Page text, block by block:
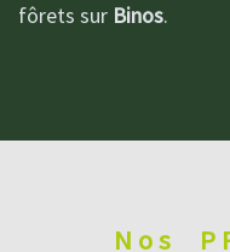
fôrets sur Binos.
Nos